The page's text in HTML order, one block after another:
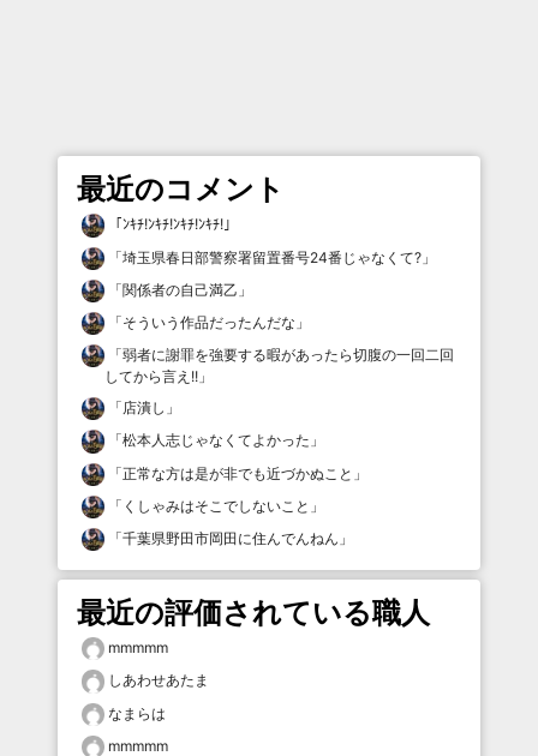
最近のコメント
「ﾝｷﾁ!ﾝｷﾁ!ﾝｷﾁ!ﾝｷﾁ! 」
「埼玉県春日部警察署留置番号24番じゃなくて? 」
「関係者の自己満乙 」
「そういう作品だったんだな 」
「弱者に謝罪を強要する暇があったら切腹の一回二回
してから言え!! 」
「店潰し 」
「松本人志じゃなくてよかった 」
「正常な方は是が非でも近づかぬこと 」
「 くしゃみはそこでしないこと 」
「千葉県野田市岡田に住んでんねん 」
最近の評価されている職人
mmmmm
しあわせあたま
なまらは
mmmmm